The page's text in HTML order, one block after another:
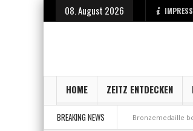
08. August 2026
HOME ZEITZ ENTDECKEN
BREAKING NEWS
bei der Stadt Zeitz Bronzemedaille bei